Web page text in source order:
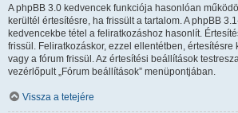
A phpBB 3.0 kedvencek funkciója hasonlóan
kerültél értesítésre, ha frissült a tartalom. A phpBB
kedvencekbe tétel a feliratkozáshoz hasonlít.
frissül. Feliratkozáskor, ezzel ellentétben, értesítésre
vagy a fórum frissül. Az értesítési beállítások
vezérlőpult „Fórum beállítások” menüpontjában.
Vissza a tetejére